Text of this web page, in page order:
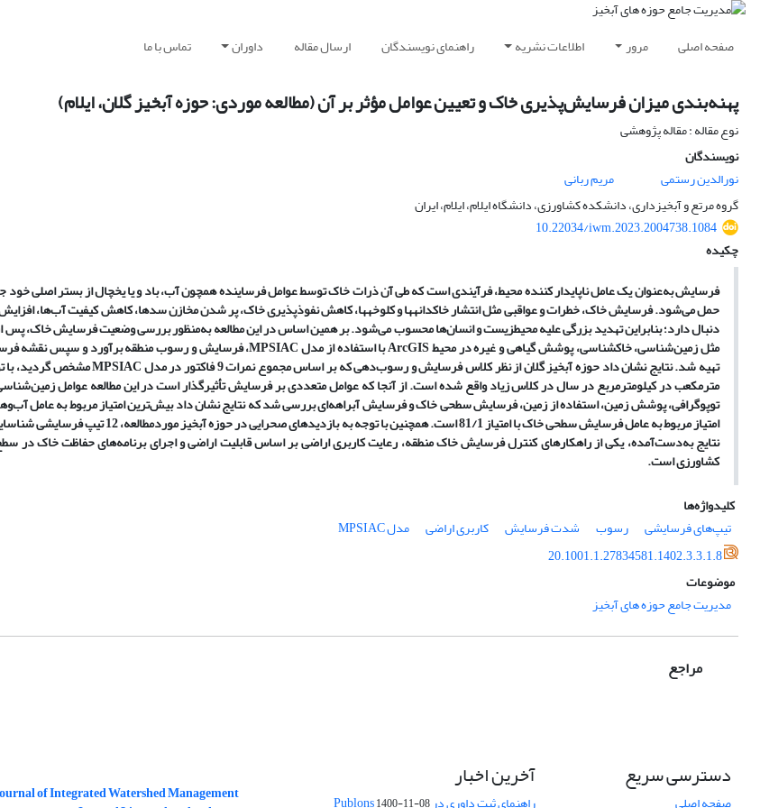
صفحه اصلی مرور اطلاعات نشریه راهنمای نویسندگان ارسال مقاله داوران تماس با ما
پهنه‌بندی میزان فرسایش‌پذیری خاک و تعیین عوامل مؤثر بر آن (مطالعه موردی: حوزه آبخیز گلان، ایلام)
نوع مقاله : مقاله پژوهشی
نویسندگان
نورالدین رستمی
مریم ربانی
گروه مرتع و آبخیزداری، دانشکده کشاورزی، دانشگاه ایلام، ایلام، ایران
10.22034/iwm.2023.2004738.1084
چکیده
فرسایش به‌عنوان یک عامل ناپایدار کننده محیط، فرآیندی است که طی آن ذرات خاک توسط عوامل فرساینده همچون آب، باد و یا یخچال از بستر اصلی
حمل می‌شود. فرسایش خاک، خطرات و عواقبی مثل انتشار خاکدانه­ها و کلوخه­ها، کاهش نفوذپذیری خاک، پر شدن مخازن سدها، کاهش کیفیت آب‌ها،
دنبال دارد؛ بنابراین تهدید بزرگی علیه محیط­زیست و انسان‌ها محسوب می‌شود.بر همین اساس در این مطالعه به‌منظور بررسی وضعیت فرسایش خاک، پس
مثل زمین‌شناسی، خاکشناسی، پوشش گیاهی و غیره در محیطArcGISبا استفاده از مدلMPSIAC، فرسایش و رسوب منطقه برآورد و سپس نقشه
تهیه شد. نتایج نشان داد حوزه آبخیز گلان از نظر کلاس فرسایش و رسوب‌دهی که بر اساس مجموع نمرات 9 فاکتور در مدل MPSIAC
مترمکعب در کیلومترمربع در سال در کلاس زیاد واقع شده است. از آنجا که عوامل متعددی بر فرسایش تأثیرگذار است در این مطالعه عوامل
امتیاز مربوط به عامل فرسایش سطحی خاک با امتیاز 81/1 است. همچنین با
نتایج به‌دست‌آمده، یکی از راهکارهای کنترل فرسایش خاک منطقه، رعایت کاربری اراضی بر اساس قابلیت اراضی و اجرای برنامه‌های حفاظت خاک در
کشاورزی است.
کلیدواژه‌ها
تیپ‌های فرسایشی
رسوب شدت فرسایش کاربری اراضی
مدل MPSIAC
20.1001.1.27834581.1402.3.3.1.8
موضوعات
مدیریت جامع حوزه های آبخیز
مراجع
دسترسی سریع آخرین اخبار
of Integrated Watershed Management